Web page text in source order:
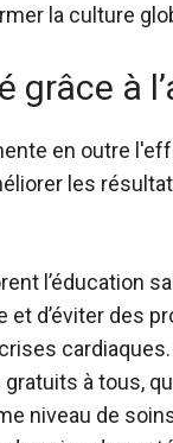
la culture
grâce à
en outre
les
l’éducation
d’éviter des
cardiaques.
à tous,
niveau de